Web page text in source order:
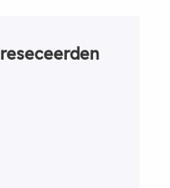
reseceerden